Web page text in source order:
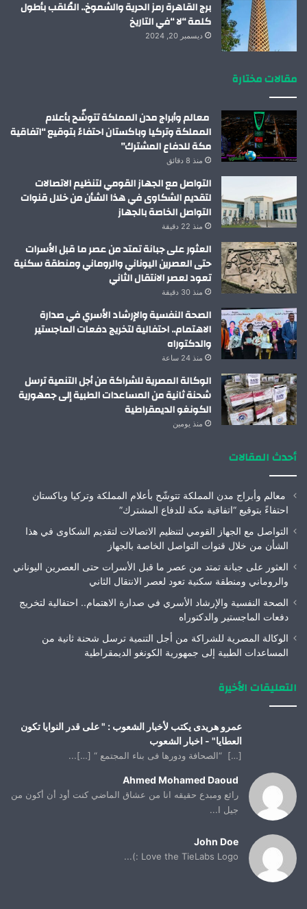
برج القاهرة رمز الحرية والشموخ.. المُلقب بأطول
كلمة “لا “في التاريخ
ديسمبر 20, 2024
مقالات مختارة
معالم وأبراج مدن المملكة تتوشّح بأعلام
المملكة وتركيا وباكستان احتفاءً بتوقيع “اتفاقية
مكة للدفاع المشترك”
منذ 8 دقائق
التواصل مع الجهاز القومي لتنظيم الاتصالات
لتقديم الشكاوى في هذا الشأن من خلال قنوات
التواصل الخاصة بالجهاز
منذ 22 دقيقة
العثور على جبانة تمتد من عصر ما قبل الأسرات
حتى العصرين اليوناني والروماني ومنطقة سكنية
تعود لعصر الانتقال الثاني
منذ 30 دقيقة
الصحة النفسية والإرشاد الأسري في صدارة
الاهتمام.. احتفالية لتخريج دفعات الماجستير
والدكتوراه
منذ 24 ساعة
الوكالة المصرية للشراكة من أجل التنمية ترسل
شحنة ثانية من المساعدات الطبية إلى جمهورية
الكونغو الديمقراطية
منذ يومين
أحدث المقالات
معالم وأبراج مدن المملكة تتوشّح بأعلام المملكة وتركيا وباكستان
احتفاءً بتوقيع “اتفاقية مكة للدفاع المشترك”
التواصل مع الجهاز القومي لتنظيم الاتصالات لتقديم الشكاوى في هذا
الشأن من خلال قنوات التواصل الخاصة بالجهاز
العثور على جبانة تمتد من عصر ما قبل الأسرات حتى العصرين اليوناني
والروماني ومنطقة سكنية تعود لعصر الانتقال الثاني
الصحة النفسية والإرشاد الأسري في صدارة الاهتمام.. احتفالية لتخريج
دفعات الماجستير والدكتوراه
الوكالة المصرية للشراكة من أجل التنمية ترسل شحنة ثانية من
المساعدات الطبية إلى جمهورية الكونغو الديمقراطية
التعليقات الأخيرة
عمرو هريدى يكتب لأخبار الشعوب : " على قدر النوايا تكون
العطايا" - اخبار الشعوب
[…] “الصحافة ودورها فى بناء المجتمع “ […]...
Ahmed Mohamed Daoud
رائع ومبدع حقيقه انا من عشاق الماضي كنت أود أن أكون من
جيل ا...
John Doe
Love the TieLabs Logo :)...